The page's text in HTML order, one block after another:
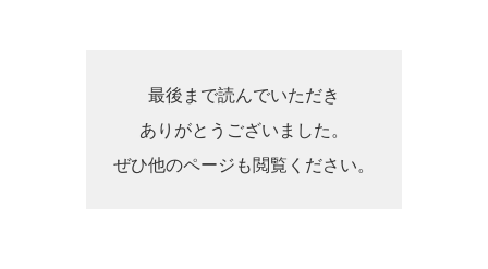
最後まで読んでいただき
ありがとうございました。
ぜひ他のページも閲覧ください。